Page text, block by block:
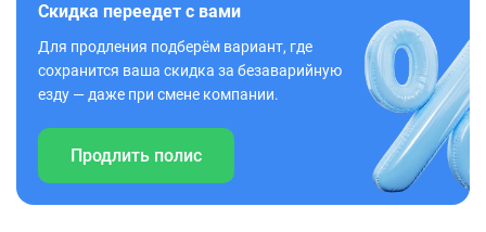
Скидка переедет с вами
Для продления подберём вариант, где
сохранится ваша скидка за безаварийную
езду — даже при смене компании.
Продлить полис